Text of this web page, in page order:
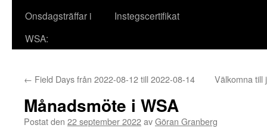
Onsdagsträffar i
WSA:
Instegscertifikat
← Field Days från 2022-08-12 till 2022-08-14 Välkomna till
Månadsmöte i WSA
Postat den 22 september 2022avGöran Granberg